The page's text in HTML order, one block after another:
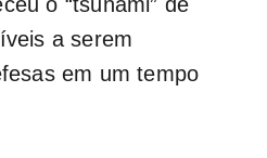
a serem
em um tempo